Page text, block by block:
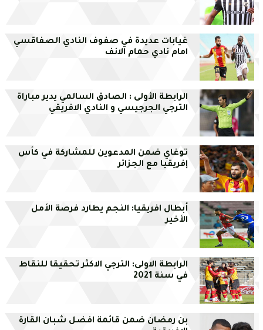
غيابات عديدة في صفوف النادي الصفاقسي
امام نادي حمام الانف
الرابطة الأولى : الصادق السالمي يدير مباراة
الترجي الجرجيسي و النادي الافريقي
توغاي ضمن المدعوين للمشاركة في كأس
إفريقيا مع الجزائر
أبطال افريقيا: النجم يطارد فرصة الأمل
الأخير
الرابطة الاولى: الترجي الاكثر تحقيقا للنقاط
في سنة 2021
بن رمضان ضمن قائمة افضل شبان القارة